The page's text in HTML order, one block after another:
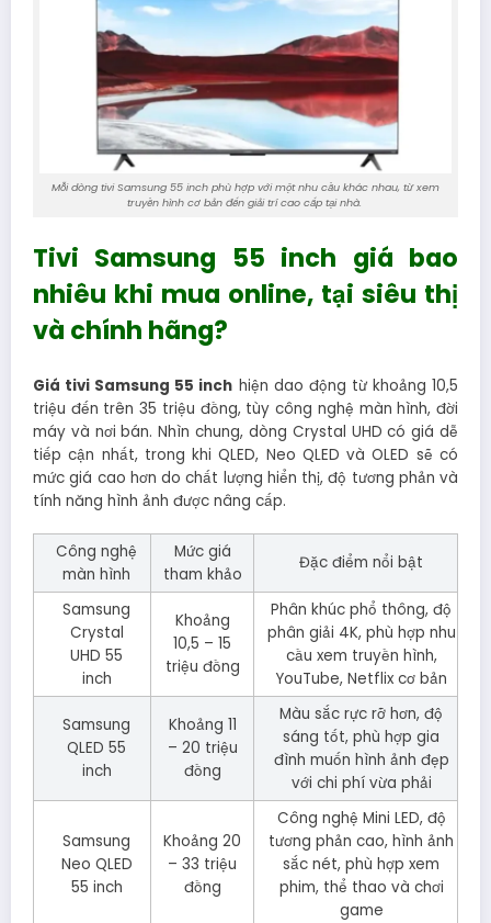
Mỗi dòng tivi Samsung 55 inch phù hợp với một nhu cầu khác nhau, từ xem
truyền hình cơ bản đến giải trí cao cấp tại nhà.
Tivi Samsung 55 inch giá bao
nhiêu khi mua online, tại siêu thị
và chính hãng?
Giá tivi Samsung 55 inch hiện dao động từ khoảng 10,5
triệu đến trên 35 triệu đồng, tùy công nghệ màn hình, đời
máy và nơi bán. Nhìn chung, dòng Crystal UHD có giá dễ
tiếp cận nhất, trong khi QLED, Neo QLED và OLED sẽ có
mức giá cao hơn do chất lượng hiển thị, độ tương phản và
tính năng hình ảnh được nâng cấp.
Công nghệ
màn hình
Mức giá
tham khảo
Đặc điểm nổi bật
Samsung
Crystal
UHD 55
inch
Khoảng
10,5 – 15
triệu đồng
Phân khúc phổ thông, độ
phân giải 4K, phù hợp nhu
cầu xem truyền hình,
YouTube, Netflix cơ bản
Samsung
QLED 55
inch
Khoảng 11
– 20 triệu
đồng
Màu sắc rực rỡ hơn, độ
sáng tốt, phù hợp gia
đình muốn hình ảnh đẹp
với chi phí vừa phải
Samsung
Neo QLED
55 inch
Khoảng 20
– 33 triệu
đồng
Công nghệ Mini LED, độ
tương phản cao, hình ảnh
sắc nét, phù hợp xem
phim, thể thao và chơi
game